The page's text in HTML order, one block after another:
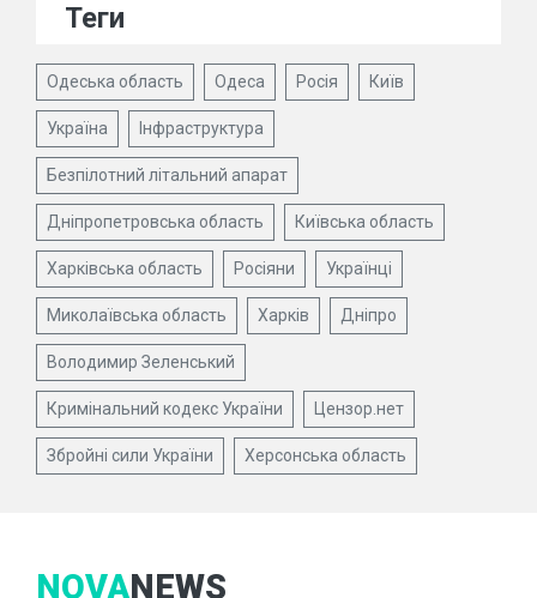
Теги
Одеська область Одеса Росія Київ
Україна Інфраструктура
Безпілотний літальний апарат
Дніпропетровська область Київська область
Харківська область Росіяни Українці
Миколаївська область Харків Дніпро
Володимир Зеленський
Кримінальний кодекс України Цензор.нет
Збройні сили України Херсонська область
NOVANEWS